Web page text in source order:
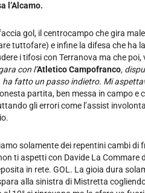
l’Alcamo.
gol, il centrocampo che gira
tuttofare) e infine la difesa che ha
i tifosi con Terranova ma che
con l’Atletico Campofranco,
ha fatto un passo indietro. Mi
partita, ben messa in campo e
gli errori come l’assist
solamente dei repentini cambi di
ti aspetti con Davide La Commare
in rete. GOL. La gioia dura
alla sinistra di Mistretta